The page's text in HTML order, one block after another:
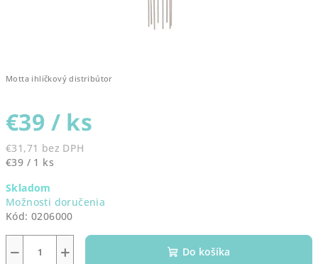
Motta ihličkový distribútor
€39 / ks
€31,71 bez DPH
Jednotková
€39 / 1 ks
Skladom
Možnosti doručenia
Kód: 0206000
+
− Do košíka